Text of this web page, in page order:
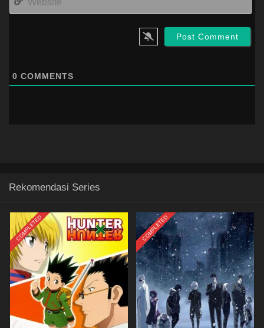
0 COMMENTS
Rekomendasi Series
COMPLETED COMPLETED